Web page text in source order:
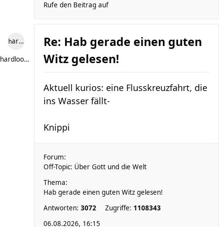
Rufe den Beitrag auf
hardlooper
hardlooper
Re: Hab gerade einen guten
Witz gelesen!
Aktuell kurios: eine Flusskreuzfahrt, die
ins Wasser fällt-
Knippi
Forum:
Off-Topic: Über Gott und die Welt
Thema:
Hab gerade einen guten Witz gelesen!
Antworten: 3072 Zugriffe: 1108343
06.08.2026, 16:15